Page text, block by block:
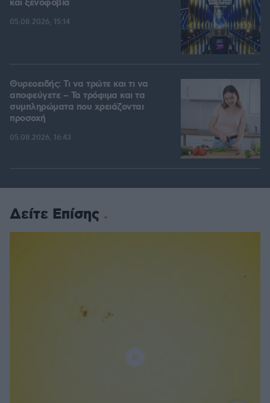
και ξενοφοβία
05.08.2026, 15:14
Θυρεοειδής: Τι να τρώτε και τι να
αποφεύγετε – Τα τρόφιμα και τα
συμπληρώματα που χρειάζονται
προσοχή
05.08.2026, 16:43
Δείτε Επίσης